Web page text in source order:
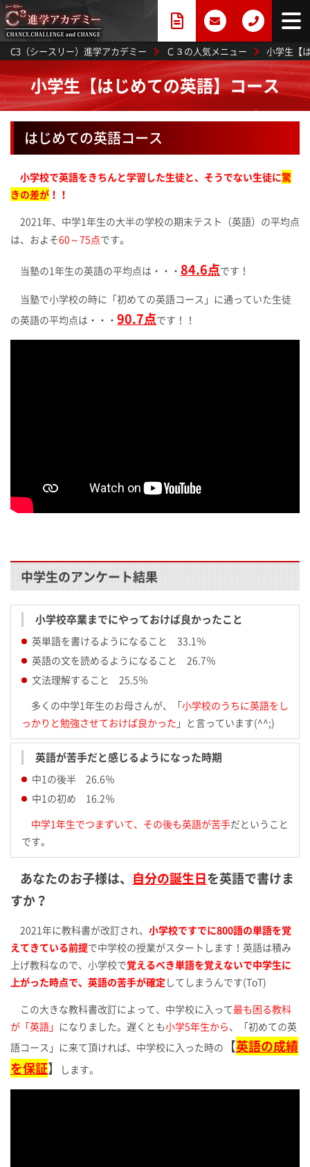
C3（シースリー）進学アカデミー Ｃ３の人気メニュー 小学生【
小学生【はじめての英語】コース
はじめての英語コース
小学校で英語をきちんと学習した生徒と、そうでない生徒に驚
きの差が ！！
2021年、中学1年生の大半の学校の期末テスト（英語）の平均点
は、およそ60～75点です。
当塾の1年生の英語の平均点は・・・ 84.6点です！
当塾で小学校の時に「初めての英語コース」に通っていた生徒
の英語の平均点は・・・ 90.7点です！！
中学生のアンケート結果
小学校卒業までにやっておけば良かったこと
英単語を書けるようになること 33.1％
英語の文を読めるようになること 26.7％
文法理解すること 25.5％
多くの中学1年生のお母さんが、「小学校のうちに英語をし
っかりと勉強させておけば良かった 」と言っています(^^;)
英語が苦手だと感じるようになった時期
中1の後半 26.6％
中1の初め 16.2％
中学1年生でつまずいて、その後も英語が苦手だということ
です。
あなたのお子様は、 自分の誕生日を英語で書けま
すか？
2021年に教科書が改訂され、 小学校ですでに800語の単語を覚
えてきている前提で中学校の授業がスタートします！英語は積み
上げ教科なので、小学校で覚えるべき単語を覚えないで中学生に
上がった時点で、英語の苦手が確定 してしまうんです(ToT)
この大きな教科書改訂によって、中学校に入って最も困る教科
が「英語」 になりました。遅くとも小学5年生から、「初めての英
語コース」に来て頂ければ、中学校に入った時の
【英語の成績
を保証】 します。